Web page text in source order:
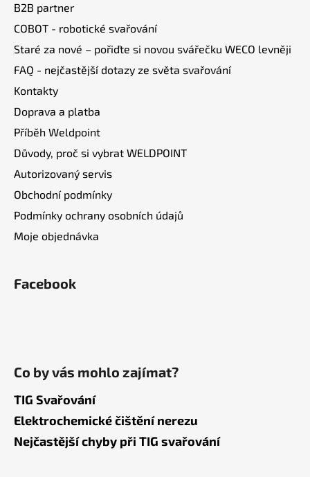
í
p
r
v
i
B2B partner
COBOT - robotické svařování
Staré za nové – pořiďte si novou svářečku WECO levněji
FAQ - nejčastější dotazy ze světa svařování
Kontakty
Doprava a platba
Příběh Weldpoint
Důvody, proč si vybrat WELDPOINT
Autorizovaný servis
Obchodní podmínky
Podmínky ochrany osobních údajů
Moje objednávka
Facebook
Co by vás mohlo zajímat?
TIG Svařování
Elektrochemické čištění nerezu
Nejčastější chyby při TIG svařování